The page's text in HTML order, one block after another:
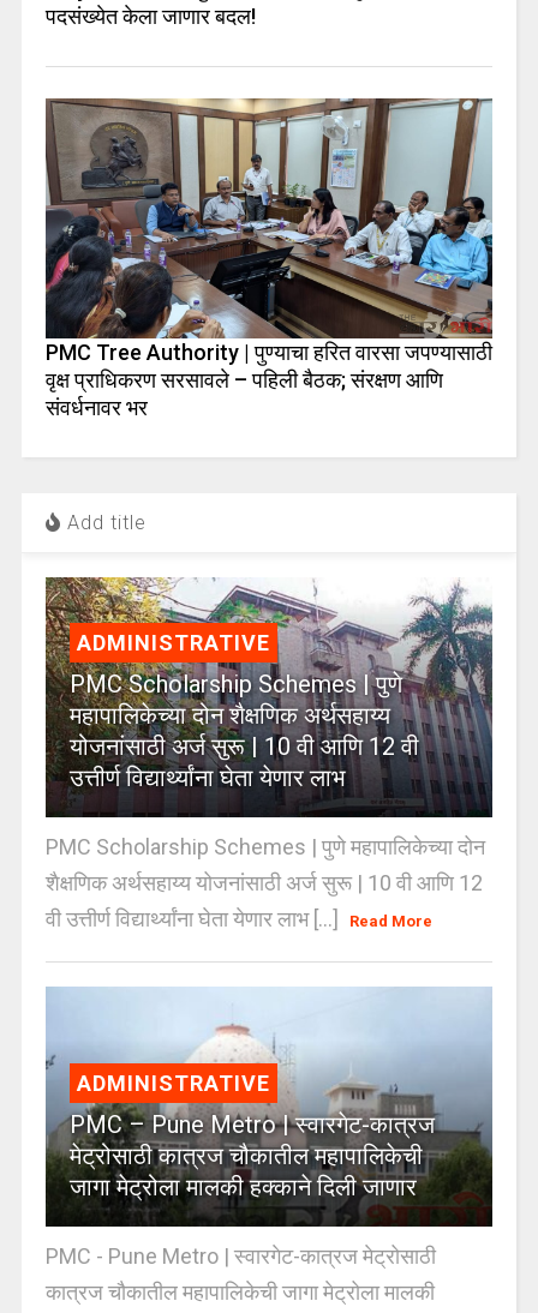
पदसंख्येत केला जाणार बदल!
PMC Tree Authority | पुण्याचा हरित वारसा जपण्यासाठी
वृक्ष प्राधिकरण सरसावले – पहिली बैठक; संरक्षण आणि
संवर्धनावर भर
Add title
ADMINISTRATIVE
PMC Scholarship Schemes | पुणे
महापालिकेच्या दोन शैक्षणिक अर्थसहाय्य
योजनांसाठी अर्ज सुरू | 10 वी आणि 12 वी
उत्तीर्ण विद्यार्थ्यांना घेता येणार लाभ
PMC Scholarship Schemes | पुणे महापालिकेच्या दोन
शैक्षणिक अर्थसहाय्य योजनांसाठी अर्ज सुरू | 10 वी आणि 12
वी उत्तीर्ण विद्यार्थ्यांना घेता येणार लाभ [...]
Read More
ADMINISTRATIVE
PMC – Pune Metro | स्वारगेट-कात्रज
मेट्रोसाठी कात्रज चौकातील महापालिकेची
जागा मेट्रोला मालकी हक्काने दिली जाणार
PMC - Pune Metro | स्वारगेट-कात्रज मेट्रोसाठी
कात्रज चौकातील महापालिकेची जागा मेट्रोला मालकी